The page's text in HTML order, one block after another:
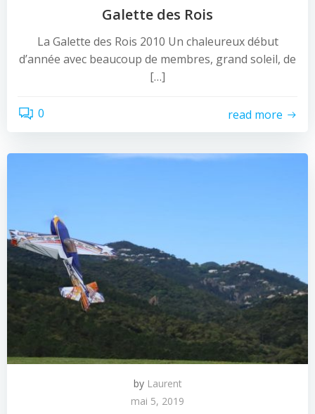
Galette des Rois
La Galette des Rois 2010 Un chaleureux début
d’année avec beaucoup de membres, grand soleil, de
[…]
0 read more
by Laurent
mai 5, 2019